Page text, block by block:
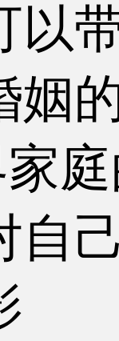
以
姻
自